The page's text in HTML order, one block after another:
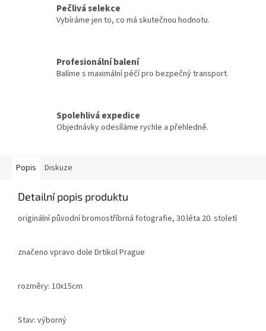
Pečlivá selekce
Vybíráme jen to, co má skutečnou hodnotu.
Profesionální balení
Balíme s maximální péčí pro bezpečný transport.
Spolehlivá expedice
Objednávky odesíláme rychle a přehledně.
Popis Diskuze
Detailní popis produktu
originální původní bromostříbrná fotografie, 30.léta 20. století
značeno vpravo dole Drtikol Prague
rozměry: 10x15cm
Stav: výborný